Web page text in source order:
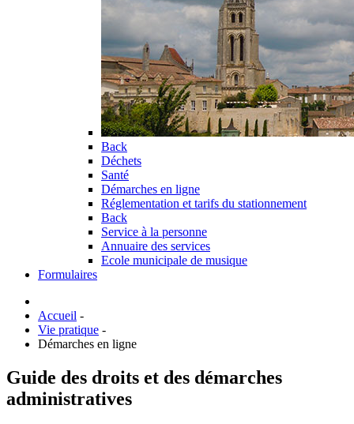
Back
Déchets
Santé
Démarches en ligne
Réglementation et tarifs du stationnement
Back
Service à la personne
Annuaire des services
Ecole municipale de musique
Formulaires
Accueil -
Vie pratique -
Démarches en ligne
Guide des droits et des démarches
administratives